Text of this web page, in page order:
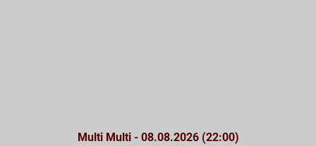
Multi Multi - 08.08.2026 (22:00)